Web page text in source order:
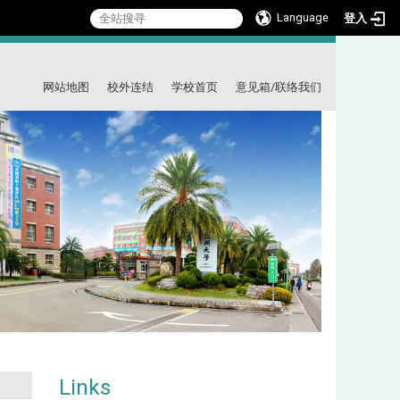
Language 登入
网站地图
校外连结 学校首页 意见箱/联络我们
Links